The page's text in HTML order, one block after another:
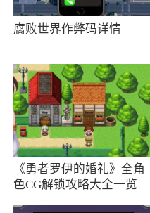
籍。软件可以实时跨
你找书一目了然
2、每日为爱看书
书，包括免费原创小
看小说半小时，即可得
3、妖气阅读app
无论是男频、女频、耽
腐败世界作弊码详情
《勇者罗伊的婚礼》全角
色CG解锁攻略大全一览